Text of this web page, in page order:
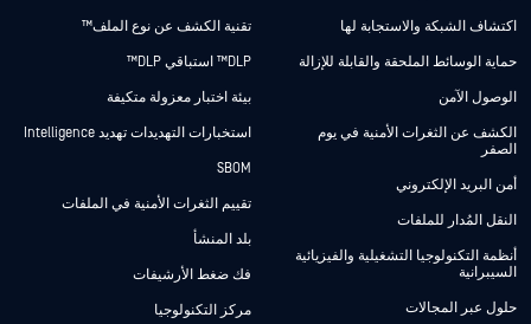
اكتشاف الشبكة والاستجابة لها
حماية الوسائط الملحقة والقابلة للإزالة
الوصول الآمن
الكشف عن الثغرات الأمنية في يوم
الصفر
أمن البريد الإلكتروني
النقل المُدار للملفات
أنظمة التكنولوجيا التشغيلية والفيزيائية
السيبرانية
حلول عبر المجالات
تقنية الكشف عن نوع الملف™
DLP™ استباقي DLP™
بيئة اختبار معزولة متكيفة
استخبارات التهديدات تهديد Intelligence
SBOM
تقييم الثغرات الأمنية في الملفات
بلد المنشأ
فك ضغط الأرشيفات
مركز التكنولوجيا